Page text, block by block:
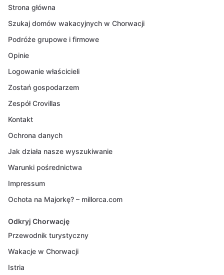
Strona główna
Szukaj domów wakacyjnych w Chorwacji
Podróże grupowe i firmowe
Opinie
Logowanie właścicieli
Zostań gospodarzem
Zespół Crovillas
Kontakt
Ochrona danych
Jak działa nasze wyszukiwanie
Warunki pośrednictwa
Impressum
Ochota na Majorkę? – millorca.com
Odkryj Chorwację
Przewodnik turystyczny
Wakacje w Chorwacji
Istria